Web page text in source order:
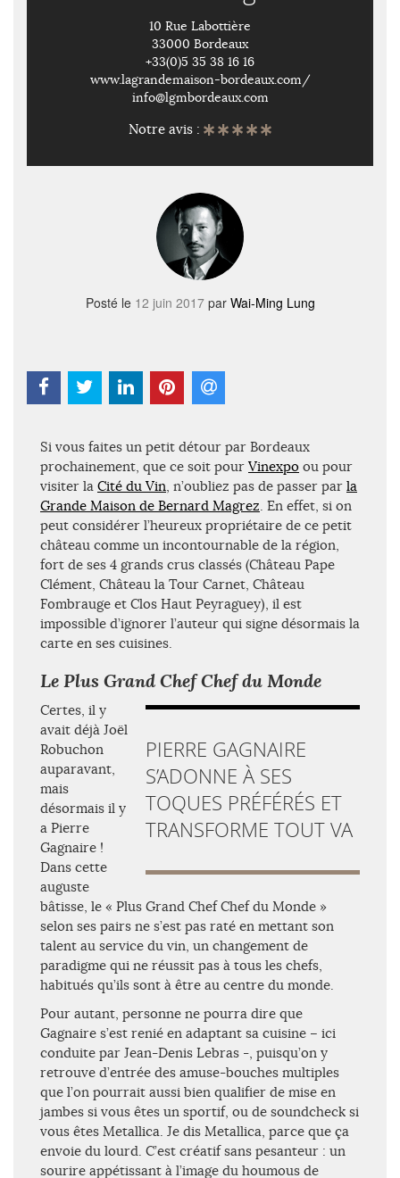
10 Rue Labottière
33000 Bordeaux
+33(0)5 35 38 16 16
www.lagrandemaison-bordeaux.com/
info@lgmbordeaux.com
Notre avis :
Posté le 12 juin 2017par Wai-Ming Lung
Si vous faites un petit détour par Bordeaux
prochainement, que ce soit pour Vinexpo ou pour
visiter la Cité du Vin , n’oubliez pas de passer par la
Grande Maison de Bernard Magrez . En effet, si on
peut considérer l’heureux propriétaire de ce petit
château comme un incontournable de la région,
fort de ses 4 grands crus classés (Château Pape
Clément, Château la Tour Carnet, Château
Fombrauge et Clos Haut Peyraguey), il est
impossible d’ignorer l’auteur qui signe désormais la
carte en ses cuisines.
Le Plus Grand Chef Chef du Monde
PIERRE GAGNAIRE
S’ADONNE À SES
TOQUES PRÉFÉRÉS ET
TRANSFORME TOUT VA
Certes, il y
avait déjà Joël
Robuchon
auparavant,
mais
désormais il y
a Pierre
Gagnaire !
Dans cette
auguste
bâtisse, le « Plus Grand Chef Chef du Monde »
selon ses pairs ne s’est pas raté en mettant son
talent au service du vin, un changement de
paradigme qui ne réussit pas à tous les chefs,
habitués qu’ils sont à être au centre du monde.
Pour autant, personne ne pourra dire que
Gagnaire s’est renié en adaptant sa cuisine – ici
conduite par Jean-Denis Lebras -, puisqu’on y
retrouve d’entrée des amuse-bouches multiples
que l’on pourrait aussi bien qualifier de mise en
jambes si vous êtes un sportif, ou de soundcheck si
vous êtes Metallica. Je dis Metallica, parce que ça
envoie du lourd. C’est créatif sans pesanteur : un
sourire appétissant à l’image du houmous de